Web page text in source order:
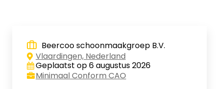
Beercoo schoonmaakgroep B.V.
Vlaardingen, Nederland
Geplaatst op 6 augustus 2026
Minimaal Conform CAO